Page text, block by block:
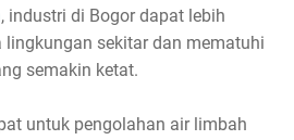
, industri di Bogor dapat lebih
sekitar dan mematuhi
semakin ketat.
untuk pengolahan air limbah